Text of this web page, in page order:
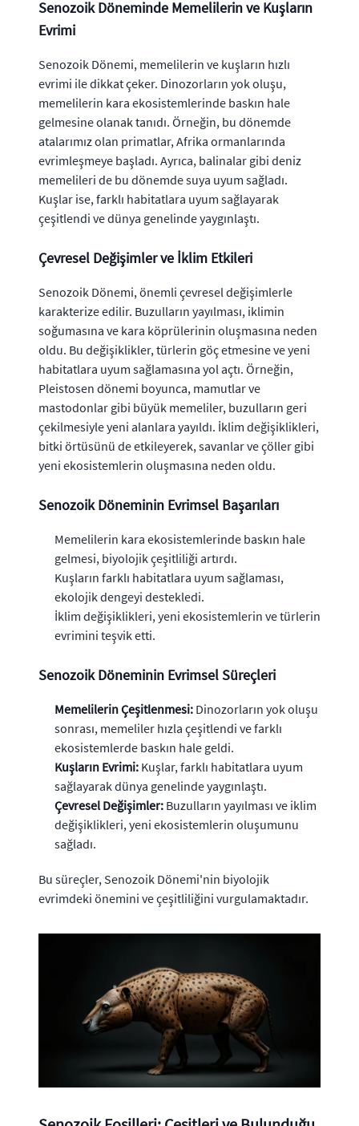
Senozoik Döneminde Memelilerin ve Kuşların
Evrimi
Senozoik Dönemi, memelilerin ve kuşların hızlı
evrimi ile dikkat çeker. Dinozorların yok oluşu,
memelilerin kara ekosistemlerinde baskın hale
gelmesine olanak tanıdı. Örneğin, bu dönemde
atalarımız olan primatlar, Afrika ormanlarında
evrimleşmeye başladı. Ayrıca, balinalar gibi deniz
memelileri de bu dönemde suya uyum sağladı.
Kuşlar ise, farklı habitatlara uyum sağlayarak
çeşitlendi ve dünya genelinde yaygınlaştı.
Çevresel Değişimler ve İklim Etkileri
Senozoik Dönemi, önemli çevresel değişimlerle
karakterize edilir. Buzulların yayılması, iklimin
soğumasına ve kara köprülerinin oluşmasına neden
oldu. Bu değişiklikler, türlerin göç etmesine ve yeni
habitatlara uyum sağlamasına yol açtı. Örneğin,
Pleistosen dönemi boyunca, mamutlar ve
mastodonlar gibi büyük memeliler, buzulların geri
çekilmesiyle yeni alanlara yayıldı. İklim değişiklikleri,
bitki örtüsünü de etkileyerek, savanlar ve çöller gibi
yeni ekosistemlerin oluşmasına neden oldu.
Senozoik Döneminin Evrimsel Başarıları
Memelilerin kara ekosistemlerinde baskın hale
gelmesi, biyolojik çeşitliliği artırdı.
Kuşların farklı habitatlara uyum sağlaması,
ekolojik dengeyi destekledi.
İklim değişiklikleri, yeni ekosistemlerin ve türlerin
evrimini teşvik etti.
Senozoik Döneminin Evrimsel Süreçleri
Memelilerin Çeşitlenmesi: Dinozorların yok oluşu
sonrası, memeliler hızla çeşitlendi ve farklı
ekosistemlerde baskın hale geldi.
Kuşların Evrimi: Kuşlar, farklı habitatlara uyum
sağlayarak dünya genelinde yaygınlaştı.
Çevresel Değişimler: Buzulların yayılması ve iklim
değişiklikleri, yeni ekosistemlerin oluşumunu
sağladı.
Bu süreçler, Senozoik Dönemi'nin biyolojik
evrimdeki önemini ve çeşitliliğini vurgulamaktadır.